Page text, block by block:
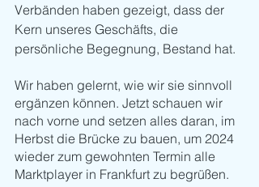
Verbänden haben gezeigt, dass der
Kern unseres Geschäfts, die
persönliche Begegnung, Bestand hat.
Wir haben gelernt, wie wir sie sinnvoll
ergänzen können. Jetzt schauen wir
nach vorne und setzen alles daran, im
Herbst die Brücke zu bauen, um 2024
wieder zum gewohnten Termin alle
Marktplayer in Frankfurt zu begrüßen.